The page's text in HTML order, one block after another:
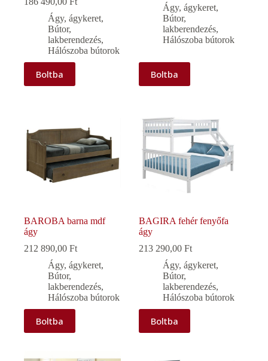
Ágy, ágykeret,
Bútor,
lakberendezés,
Hálószoba bútorok
Boltba
Ágy, ágykeret,
Bútor,
lakberendezés,
Hálószoba bútorok
Boltba
BAROBA barna mdf
ágy
212 890,00 Ft
Ágy, ágykeret,
Bútor,
lakberendezés,
Hálószoba bútorok
Boltba
BAGIRA fehér fenyőfa
ágy
213 290,00Ft
Ágy, ágykeret,
Bútor,
lakberendezés,
Hálószoba bútorok
Boltba